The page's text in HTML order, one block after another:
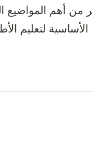
من أهم
الأساسية لتعليم